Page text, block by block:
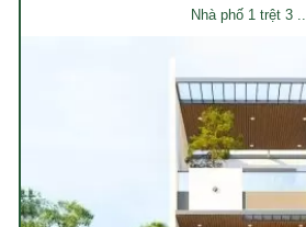
Nhà phố 1 trệt 3 ..